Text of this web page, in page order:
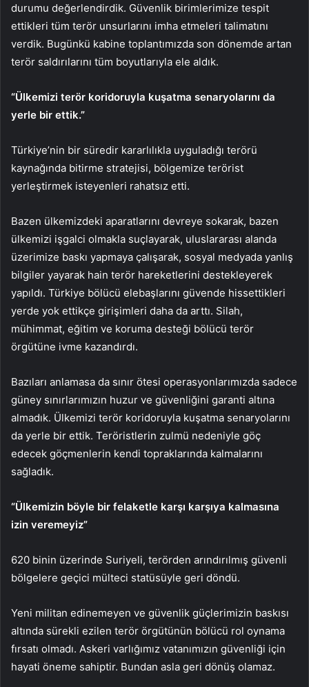
durumu değerlendirdik. Güvenlik birimlerimize tespit
ettikleri tüm terör unsurlarını imha etmeleri talimatını
verdik. Bugünkü kabine toplantımızda son dönemde artan
terör saldırılarını tüm boyutlarıyla ele aldık.
“Ülkemizi terör koridoruyla kuşatma senaryolarını da
yerle bir ettik.”
Türkiye’nin bir süredir kararlılıkla uyguladığı terörü
kaynağında bitirme stratejisi, bölgemize terörist
yerleştirmek isteyenleri rahatsız etti.
Bazen ülkemizdeki aparatlarını devreye sokarak, bazen
ülkemizi işgalci olmakla suçlayarak, uluslararası alanda
üzerimize baskı yapmaya çalışarak, sosyal medyada yanlış
bilgiler yayarak hain terör hareketlerini destekleyerek
yapıldı. Türkiye bölücü elebaşlarını güvende hissettikleri
yerde yok ettikçe girişimleri daha da arttı. Silah,
mühimmat, eğitim ve koruma desteği bölücü terör
örgütüne ivme kazandırdı.
Bazıları anlamasa da sınır ötesi operasyonlarımızda sadece
güney sınırlarımızın huzur ve güvenliğini garanti altına
almadık. Ülkemizi terör koridoruyla kuşatma senaryolarını
da yerle bir ettik. Teröristlerin zulmü nedeniyle göç
edecek göçmenlerin kendi topraklarında kalmalarını
sağladık.
“Ülkemizin böyle bir felaketle karşı karşıya kalmasına
izin veremeyiz”
620 binin üzerinde Suriyeli, terörden arındırılmış güvenli
bölgelere geçici mülteci statüsüyle geri döndü.
Yeni militan edinemeyen ve güvenlik güçlerimizin baskısı
altında sürekli ezilen terör örgütünün bölücü rol oynama
fırsatı olmadı. Askeri varlığımız vatanımızın güvenliği için
hayati öneme sahiptir. Bundan asla geri dönüş olamaz.